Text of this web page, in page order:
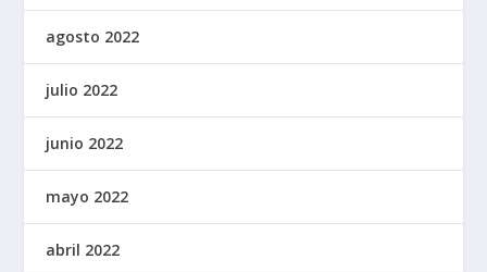
agosto 2022
julio 2022
junio 2022
mayo 2022
abril 2022